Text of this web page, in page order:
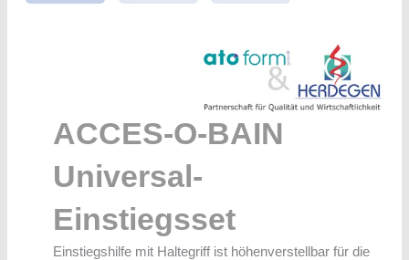
ACCES-O-BAIN
Universal-
Einstiegsset
Einstiegshilfe mit Haltegriff ist höhenverstellbar für die